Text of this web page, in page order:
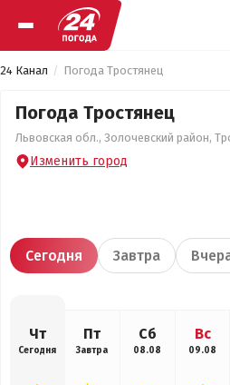
24 Канал Погода Тростянец
Погода Тростянец
Львовская обл., Золочевский район,
Изменить город
Сегодня Завтра
Чт
Сегодня
Пт
Завтра
Сб
08.08
Вс
09.08